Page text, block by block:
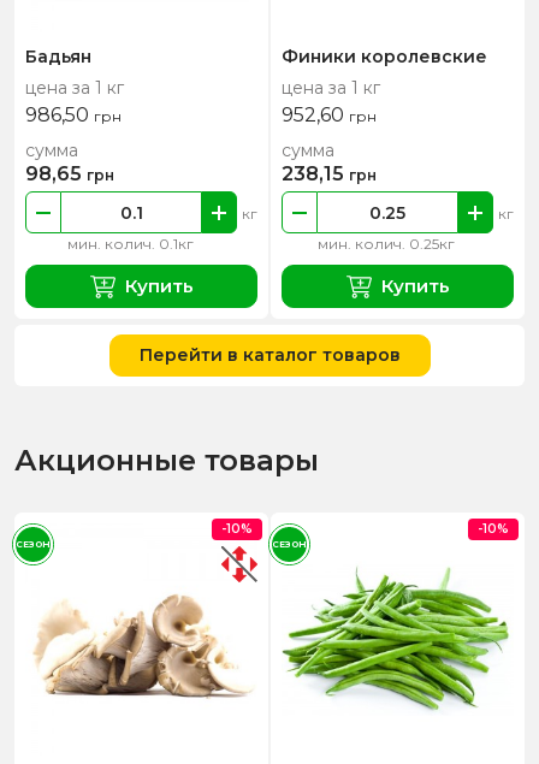
Бадьян
цена за 1 кг
986,50 грн
мин. колич. 0.1кг
кг
сумма
98,65 грн
Купить
Финики королевские
цена за 1 кг
952,60 грн
мин. колич. 0.25кг
кг
сумма
238,15 грн
Купить
Перейти в каталог товаров
Акционные товары
-10%
СЕЗОН
-10%
СЕЗОН